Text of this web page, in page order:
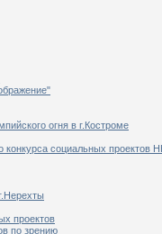
огня в г.Костроме
социальных проектов
проектов
по зрению